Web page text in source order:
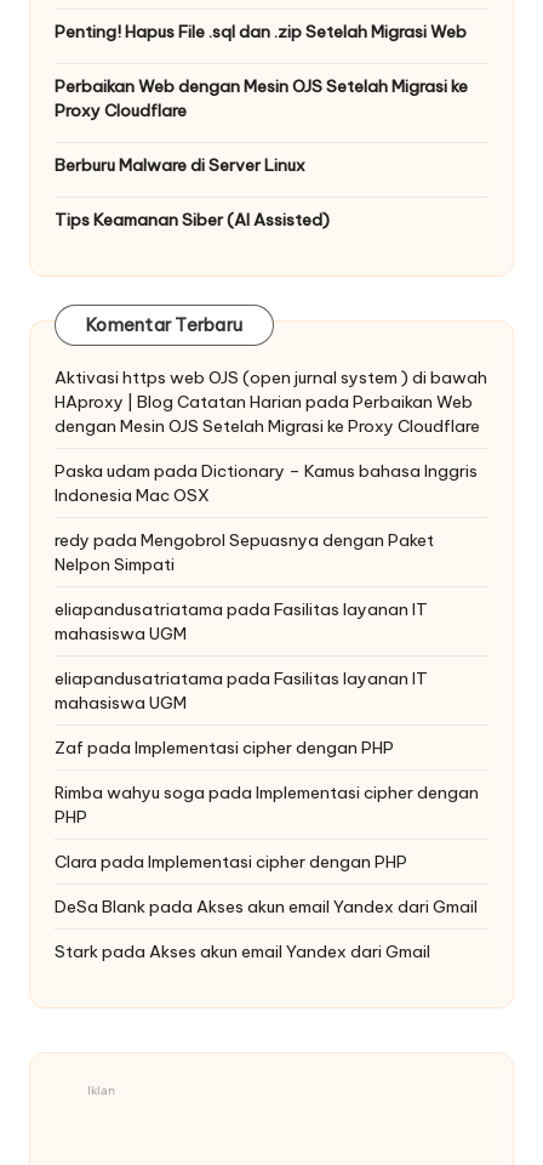
Penting! Hapus File .sql dan .zip Setelah Migrasi Web
Perbaikan Web dengan Mesin OJS Setelah Migrasi ke
Proxy Cloudflare
Berburu Malware di Server Linux
Tips Keamanan Siber (AI Assisted)
Komentar Terbaru
Aktivasi https web OJS (open jurnal system ) di bawah
HAproxy | Blog Catatan Harian pada Perbaikan Web
dengan Mesin OJS Setelah Migrasi ke Proxy Cloudflare
Paska udam pada Dictionary – Kamus bahasa Inggris
Indonesia Mac OSX
redy pada Mengobrol Sepuasnya dengan Paket
Nelpon Simpati
eliapandusatriatama pada Fasilitas layanan IT
mahasiswa UGM
eliapandusatriatama pada Fasilitas layanan IT
mahasiswa UGM
Zaf pada Implementasi cipher dengan PHP
Rimba wahyu soga pada Implementasi cipher dengan
PHP
Clara pada Implementasi cipher dengan PHP
DeSa Blankpada Akses akun email Yandex dari Gmail
Starkpada Akses akun email Yandex dari Gmail
Iklan